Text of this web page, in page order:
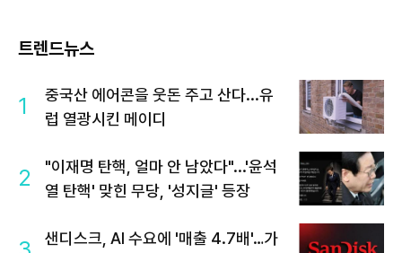
트렌드뉴스
1
중국산 에어콘을 웃돈 주고 산다...유
럽 열광시킨 메이디
2
"이재명 탄핵, 얼마 안 남았다"...'윤석
열 탄핵' 맞힌 무당, '성지글' 등장
샌디스크, AI 수요에 '매출 4.7배'…가